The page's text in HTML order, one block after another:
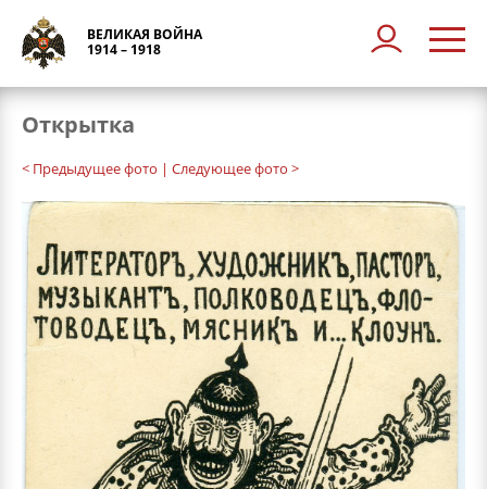
ВЕЛИКАЯ ВОЙНА
1914 – 1918
Открытка
< Предыдущее фото | Следующее фото >